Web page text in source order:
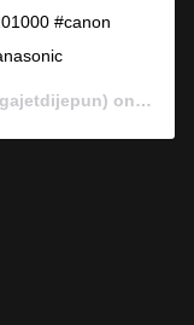
#canon
on Jan 7,